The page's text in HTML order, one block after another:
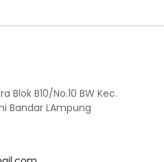
Blok B10/No.10 BW Kec.
Bandar LAmpung